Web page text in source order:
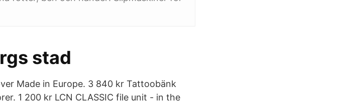
stad
Made in Europe. 3 840 kr Tattoobänk
1 200 kr LCN CLASSIC file unit - in the